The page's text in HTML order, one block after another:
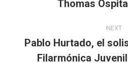
Thomas
NEXT
Next
Pablo Hurtado, el
Filarmónica